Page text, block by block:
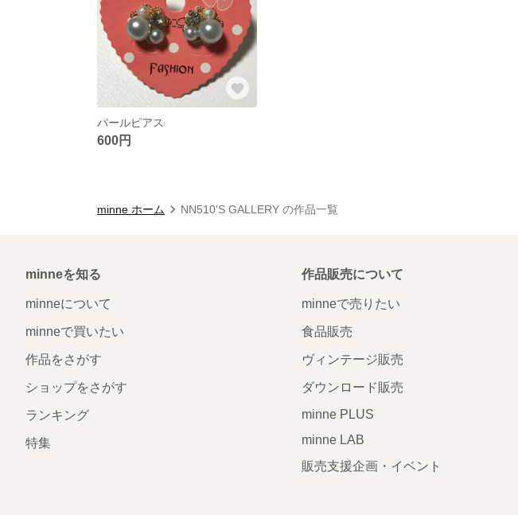
パールピアス
600円
minne ホーム NN510'S GALLERY の作品一覧
minneを知る
minneについて
minneで買いたい
作品をさがす
ショップをさがす
ランキング
特集
作品販売について
minneで売りたい
食品販売
ヴィンテージ販売
ダウンロード販売
minne PLUS
minne LAB
販売支援企画・イベント